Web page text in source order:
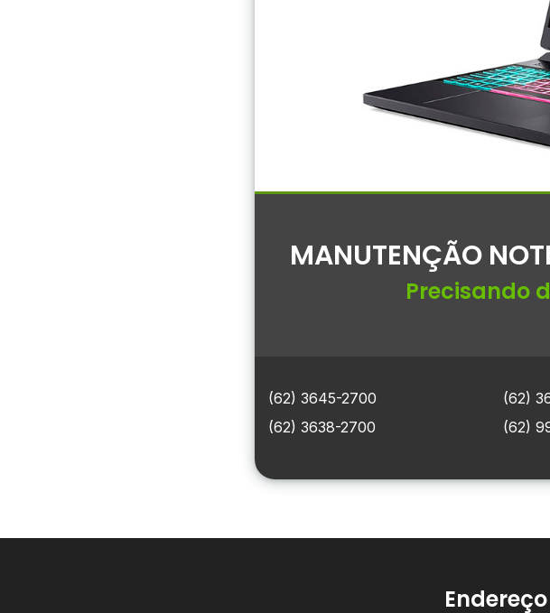
MANUTENÇÃO
Precisando
(62) 3645-2700
(62) 3638-2700
(62)
(62)
Endereço